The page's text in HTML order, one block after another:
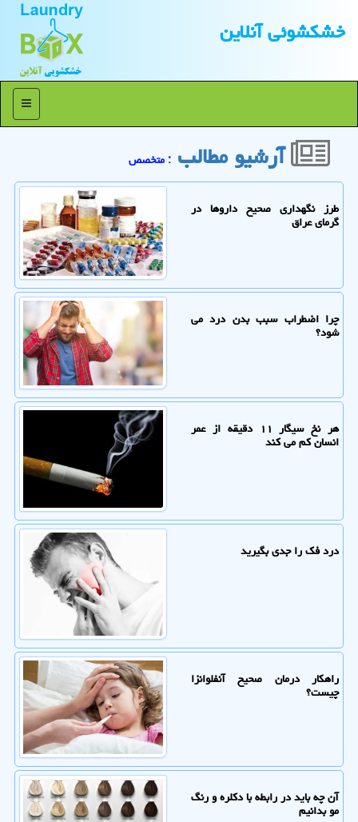
خشكشوئی آنلاین
منو
آرشیو مطالب : متخصص
طرز نگهداری صحیح داروها در
گرمای عراق
چرا اضطراب سبب بدن درد می
شود؟
هر نخ سیگار ۱۱ دقیقه از عمر
انسان کم می کند
درد فک را جدی بگیرید
راهکار درمان صحیح آنفلوانزا
چیست؟
آن چه باید در رابطه با دکلره و رنگ
مو بدانیم